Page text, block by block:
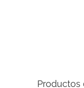
Productos